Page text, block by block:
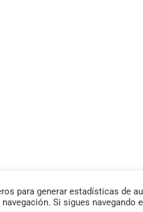
para generar estadísticas de
Si sigues navegando